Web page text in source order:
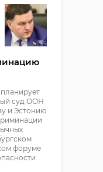
суд ООН
и Эстонию
форуме